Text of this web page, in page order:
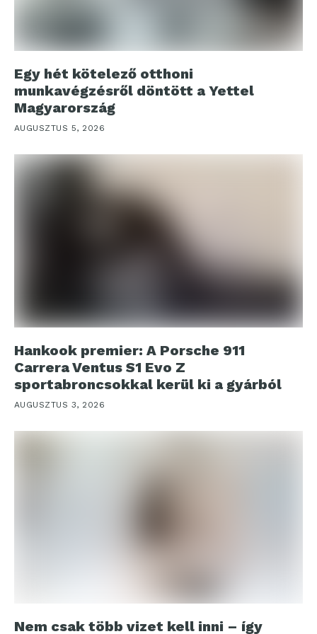
Egy hét kötelező otthoni
munkavégzésről döntött a Yettel
Magyarország
AUGUSZTUS 5, 2026
Hankook premier: A Porsche 911
Carrera Ventus S1 Evo Z
sportabroncsokkal kerül ki a gyárból
AUGUSZTUS 3, 2026
Nem csak több vizet kell inni – így